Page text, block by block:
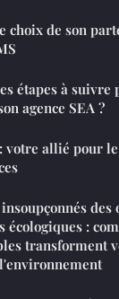
choix de son
étapes à suivre
agence SEA ?
votre allié pour
des
écologiques :
transforment